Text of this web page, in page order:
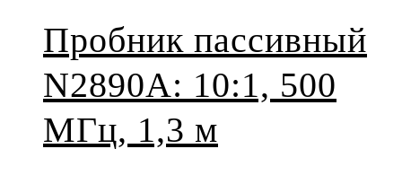
Пробник пассивный
N2890A: 10:1, 500
МГц, 1,3 м